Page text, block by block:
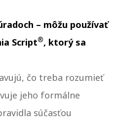
– môžu používať
Script®, ktorý sa
čo treba rozumieť
jeho formálne
súčasťou